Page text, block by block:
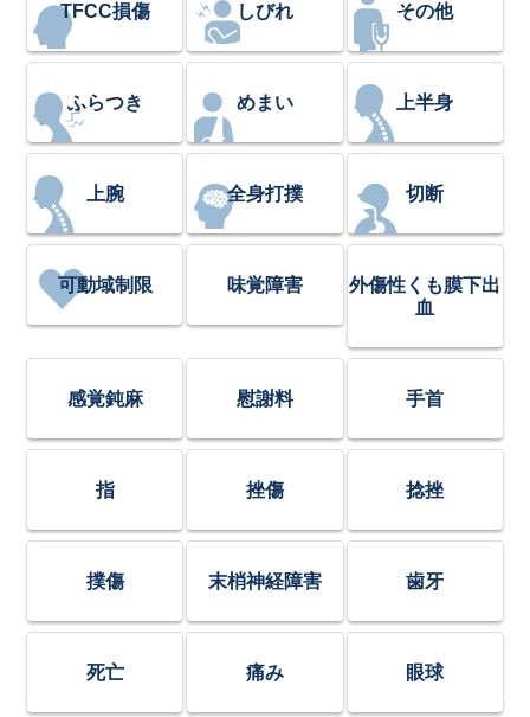
TFCC損傷 しびれ その他
ふらつき めまい 上半身
上腕 全身打撲 切断
可動域制限 味覚障害
外傷性くも膜下出
血
感覚鈍麻 慰謝料 手首
指 挫傷 捻挫
撲傷 末梢神経障害 歯牙
死亡 痛み 眼球